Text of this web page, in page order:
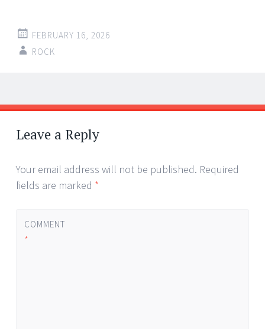
FEBRUARY 16, 2026
ROCK
Post
navigation
←
→
Leave a Reply
Your email address will not be published. Required
fields are marked *
COMMENT
*